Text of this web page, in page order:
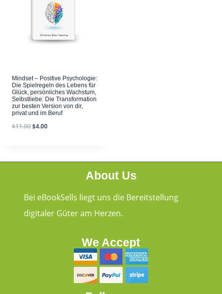
Mindset – Positive Psychologie:
Die Spielregeln des Lebens für
Glück, persönliches Wachstum,
Selbstliebe: Die Transformation
zur besten Version von dir,
privat und im Beruf
$11.00$4.00
About Us
Bei eBookSells liegt uns die Bereitstellung
digitaler Güter am Herzen.
We Accept